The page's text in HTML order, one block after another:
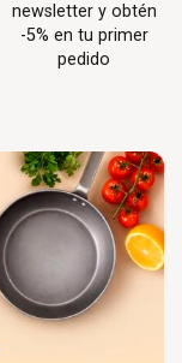
newsletter y obtén
-5% en tu primer
pedido